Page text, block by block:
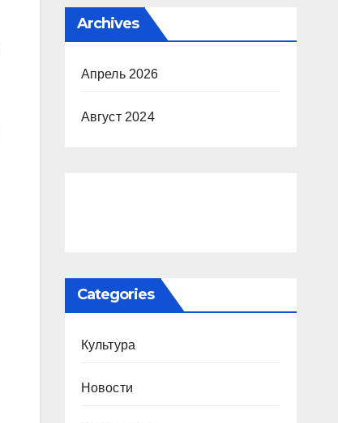
Archives
Апрель 2026
Август 2024
Categories
Культура
Новости